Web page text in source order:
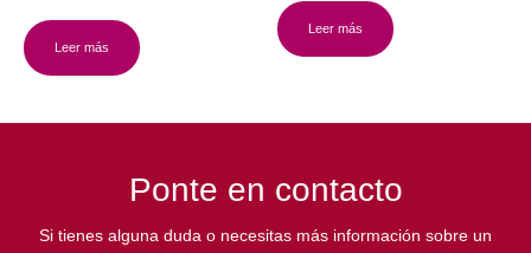
Leer más
Leer más
Ponte en contacto
Si tienes alguna duda o necesitas más información sobre un